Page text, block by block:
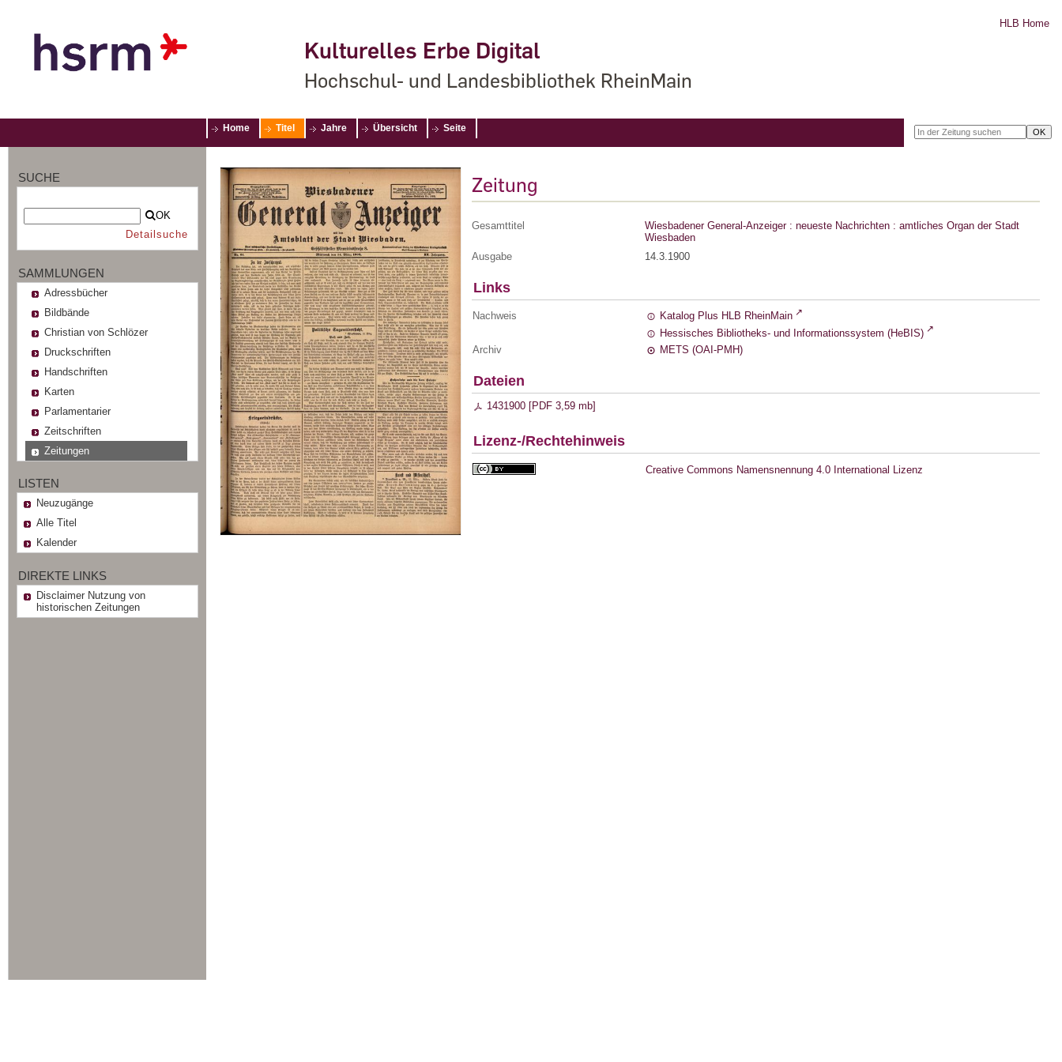
Kulturelles Erbe Digital
Hochschul- und Landesbibliothek RheinMain
HLB Home
Home Titel Jahre Übersicht Seite
SUCHE
OK
Detailsuche
SAMMLUNGEN
Adressbücher
Bildbände
Christian von Schlözer
Druckschriften
Handschriften
Karten
Parlamentarier
Zeitschriften
Zeitungen
LISTEN
Neuzugänge
Alle Titel
Kalender
DIREKTE LINKS
Disclaimer Nutzung von
historischen Zeitungen
Zeitung
Gesamttitel
Wiesbadener General-Anzeiger : neueste Nachrichten : amtliches Organ der Stadt
Wiesbaden
Ausgabe
14.3.1900
Links
Nachweis
Katalog Plus HLB RheinMain
Hessisches Bibliotheks- und Informationssystem (HeBIS)
Archiv
METS (OAI-PMH)
Dateien
1431900 [PDF 3,59 mb]
Lizenz-/Rechtehinweis
Creative Commons Namensnennung 4.0 International Lizenz